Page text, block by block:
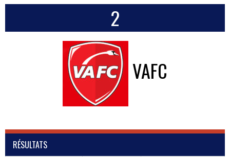
2
VAFC
RÉSULTATS